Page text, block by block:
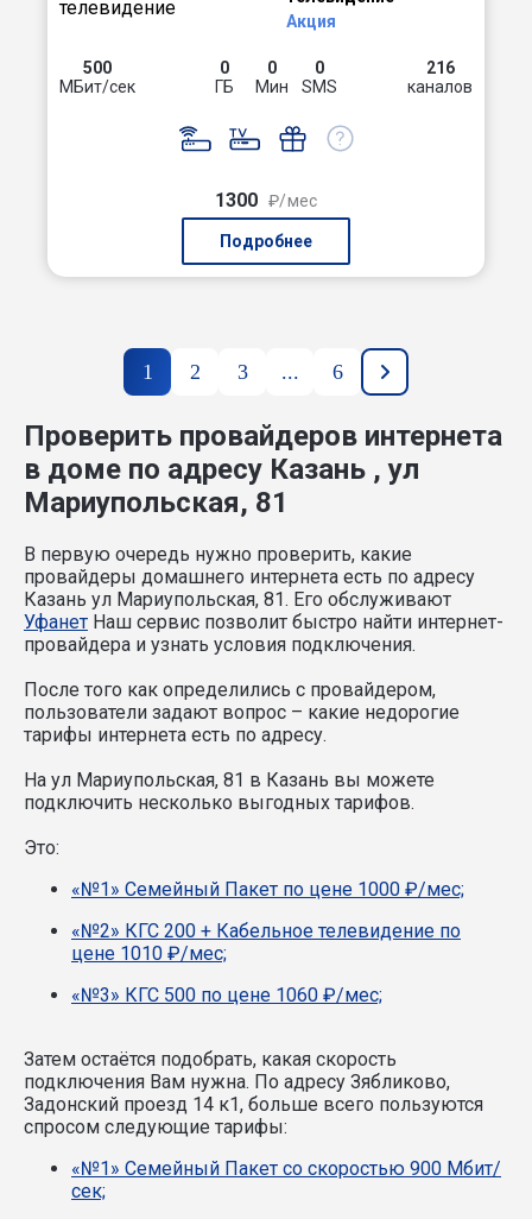
Акция
500
МБит/сек
0
ГБ
0
Мин
0
SMS
216
каналов
1300 ₽/мес
Подробнее
1 2 3 ... 6
Проверить провайдеров интернета
в доме по адресу Казань , ул
Мариупольская, 81
В первую очередь нужно проверить, какие
провайдеры домашнего интернета есть по адресу
Казань ул Мариупольская, 81. Его обслуживают
Уфанет Наш сервис позволит быстро найти интернет-
провайдера и узнать условия подключения.
После того как определились с провайдером,
пользователи задают вопрос – какие недорогие
тарифы интернета есть по адресу.
На ул Мариупольская, 81 в Казань вы можете
подключить несколько выгодных тарифов.
Это:
«№1» Семейный Пакет по цене 1000 ₽/мес;
«№2» КГС 200 + Кабельное телевидение по
цене 1010 ₽/мес;
«№3» КГС 500 по цене 1060 ₽/мес;
Затем остаётся подобрать, какая скорость
подключения Вам нужна. По адресу Зябликово,
Задонский проезд 14 к1, больше всего пользуются
спросом следующие тарифы:
«№1» Семейный Пакет со скоростью 900 Мбит/
сек;